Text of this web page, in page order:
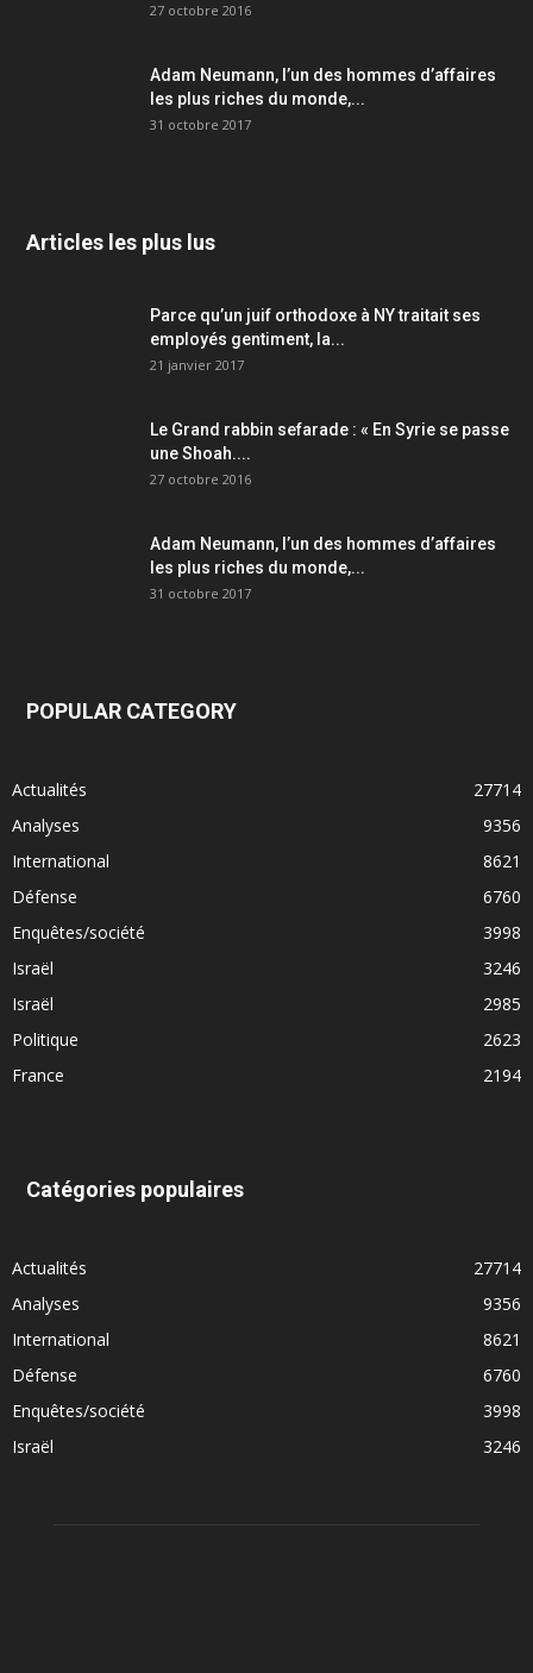
27 octobre 2016
Adam Neumann, l’un des hommes d’affaires
les plus riches du monde,...
31 octobre 2017
Articles les plus lus
Parce qu’un juif orthodoxe à NY traitait ses
employés gentiment, la...
21 janvier 2017
Le Grand rabbin sefarade : « En Syrie se passe
une Shoah....
27 octobre 2016
Adam Neumann, l’un des hommes d’affaires
les plus riches du monde,...
31 octobre 2017
POPULAR CATEGORY
Actualités
27714
Analyses
9356
International
8621
Défense
6760
Enquêtes/société
3998
Israël
3246
Israël
2985
Politique
2623
France
2194
Catégories populaires
Actualités
27714
Analyses
9356
International
8621
Défense
6760
Enquêtes/société
3998
Israël
3246